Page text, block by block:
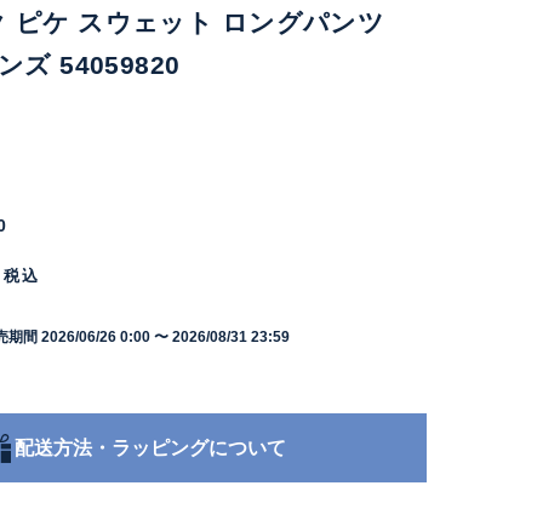
ピケ スウェット ロングパンツ
ズ 54059820
税込
期間 2026/06/26 0:00 〜 2026/08/31 23:59
配送方法・ラッピングについて